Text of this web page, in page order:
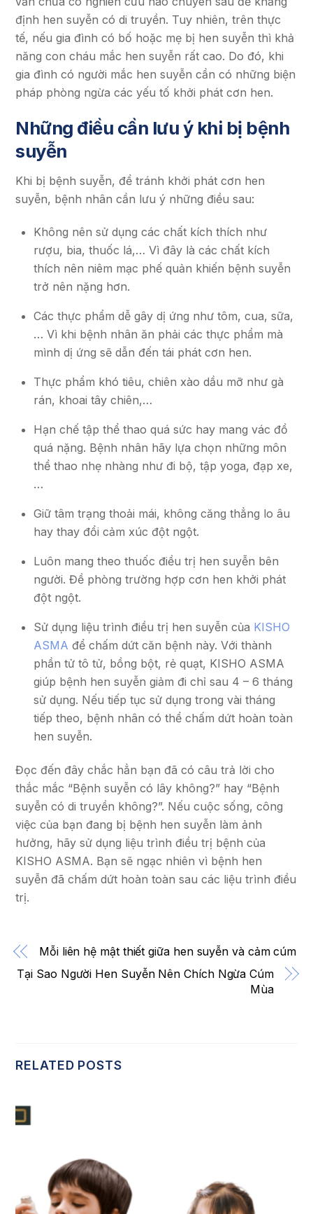
định hen suyễn có di truyền. Tuy nhiên, trên thực
tế, nếu gia đình có bố hoặc mẹ bị hen suyễn thì khả
năng con cháu mắc hen suyễn rất cao. Do đó, khi
gia đình có người mắc hen suyễn cần có những biện
pháp phòng ngừa các yếu tố khởi phát cơn hen.
Những điều cần lưu ý khi bị bệnh
suyễn
Khi bị bệnh suyễn, để tránh khởi phát cơn hen
suyễn, bệnh nhân cần lưu ý những điều sau:
Không nên sử dụng các chất kích thích như
rượu, bia, thuốc lá,… Vì đây là các chất kích
thích nên niêm mạc phế quản khiến bệnh suyễn
trở nên nặng hơn.
Các thực phẩm dễ gây dị ứng như tôm, cua, sữa,
… Vì khi bệnh nhân ăn phải các thực phẩm mà
mình dị ứng sẽ dẫn đến tái phát cơn hen.
Thực phẩm khó tiêu, chiên xào dầu mỡ như gà
rán, khoai tây chiên,…
Hạn chế tập thể thao quá sức hay mang vác đồ
quá nặng. Bệnh nhân hãy lựa chọn những môn
thể thao nhẹ nhàng như đi bộ, tập yoga, đạp xe,
…
Giữ tâm trạng thoải mái, không căng thẳng lo âu
hay thay đổi cảm xúc đột ngột.
Luôn mang theo thuốc điều trị hen suyễn bên
người. Đề phòng trường hợp cơn hen khởi phát
đột ngột.
Sử dụng liệu trình điều trị hen suyễn của KISHO
ASMA để chấm dứt căn bệnh này. Với thành
phần tử tô tử, bồng bột, rẻ quạt, KISHO ASMA
giúp bệnh hen suyễn giảm đi chỉ sau 4 – 6 tháng
sử dụng. Nếu tiếp tục sử dụng trong vài tháng
tiếp theo, bệnh nhân có thể chấm dứt hoàn toàn
hen suyễn.
Đọc đến đây chắc hẳn bạn đã có câu trả lời cho
thắc mắc “Bệnh suyễn có lây không?” hay “Bệnh
suyễn có di truyền không?”. Nếu cuộc sống, công
việc của bạn đang bị bệnh hen suyễn làm ảnh
hưởng, hãy sử dụng liệu trình điều trị bệnh của
KISHO ASMA. Bạn sẽ ngạc nhiên vì bệnh hen
suyễn đã chấm dứt hoàn toàn sau các liệu trình điều
trị.
Mỗi liên hệ mật thiết giữa hen suyễn và cảm cúm
Tại Sao Người Hen Suyễn Nên Chích Ngừa Cúm
Mùa
RELATED POSTS